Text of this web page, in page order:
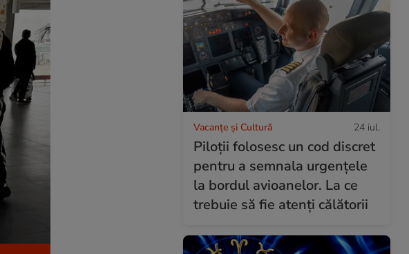
Vacanțe și Cultură 24 iul.
Piloții folosesc un cod discret
pentru a semnala urgențele
la bordul avioanelor. La ce
trebuie să fie atenți călătorii